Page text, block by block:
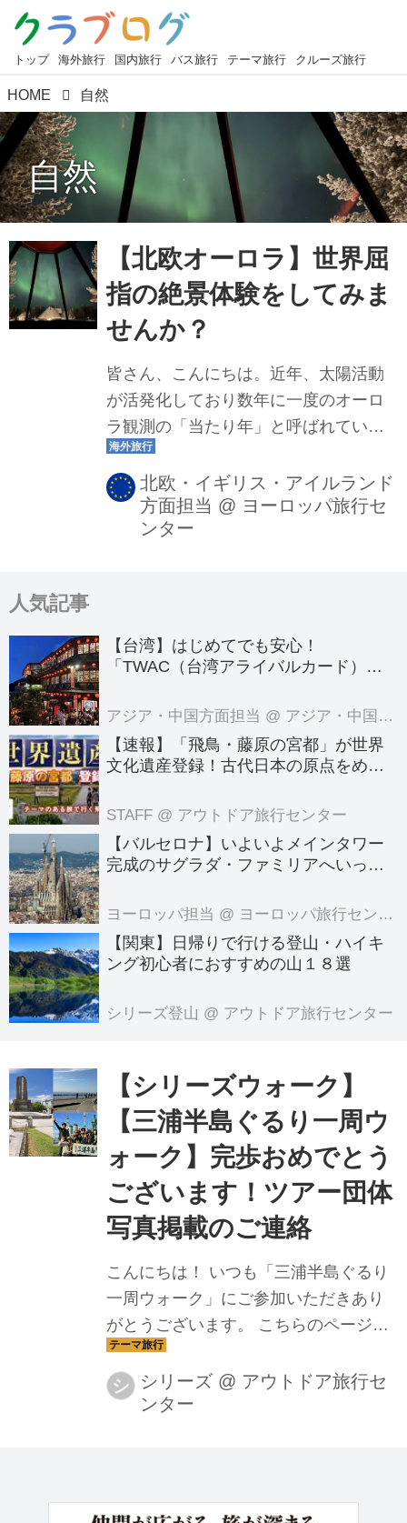
トップ 海外旅行 国内旅行 バス旅行 テーマ旅行 クルーズ旅行
HOME 自然
自然
【北欧オーロラ】世界屈
指の絶景体験をしてみま
せんか？
皆さん、こんにちは。近年、太陽活動
が活発化しており数年に一度のオーロ
ラ観測の「当たり年」と呼ばれていま
す。今回は素敵な季節が作り出す冬な
らではの絶景体験にご案内♪なかでも北
欧の冬は、静けさと幻想が混ざり合う
特別な季節。 夜空にゆらめくオーロラ
くれます。 （2026/07/26現在）
北欧・イギリス・アイルランド
方面担当 @ ヨーロッパ旅行セ
ンター
人気記事
【台湾】はじめてでも安心！
「TWAC（台湾アライバルカード）」
アジア・中国方面担当 @ アジア・中国旅行センター
【速報】「飛鳥・藤原の宮都」が世界
文化遺産登録！古代日本の原点をめぐ
のテーマのある旅
STAFF @ アウトドア旅行センター
【バルセロナ】いよいよメインタワー
完成のサグラダ・ファミリアへいって
ヨーロッパ担当 @ ヨーロッパ旅行センター
【関東】日帰りで行ける登山・ハイキ
ング初心者におすすめの山１８選
シリーズ登山 @ アウトドア旅行センター
【シリーズウォーク】
【三浦半島ぐるり一周ウ
ォーク】完歩おめでとう
ございます！ツアー団体
写真掲載のご連絡
こんにちは！ いつも「三浦半島ぐるり
一周ウォーク」にご参加いただきあり
がとうございます。 こちらのページで
は「2025年11月スタート・三浦半島ぐ
るり一周ウォーク」ツアーの 団体集合
写真を掲載させていただきます。 ※お
にまだご参加されたことがない方も、
シ シリーズ @ アウトドア旅行セ
ンター